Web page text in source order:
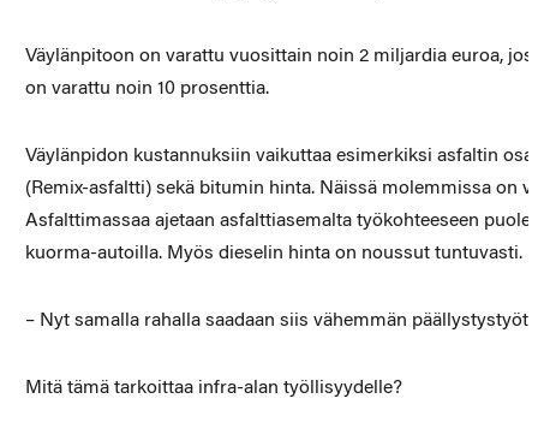
Väylänpitoon on varattu vuosittain noin 2 miljardia euroa,
on varattu noin 10 prosenttia.
Väylänpidon kustannuksiin vaikuttaa esimerkiksi asfaltin
(Remix-asfaltti) sekä bitumin hinta. Näissä molemmissa on
Asfalttimassaa ajetaan asfalttiasemalta työkohteeseen
kuorma-autoilla. Myös dieselin hinta on noussut tuntuvasti.
– Nyt samalla rahalla saadaan siis vähemmän
Mitä tämä tarkoittaa infra-alan työllisyydelle?